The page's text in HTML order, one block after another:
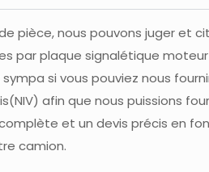
pièce, nous pouvons juger et
par plaque signalétique
si vous pouviez nous
afin que nous puissions
et un devis précis en
camion.